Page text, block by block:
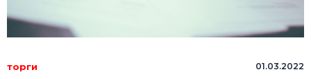
торги 01.03.2022